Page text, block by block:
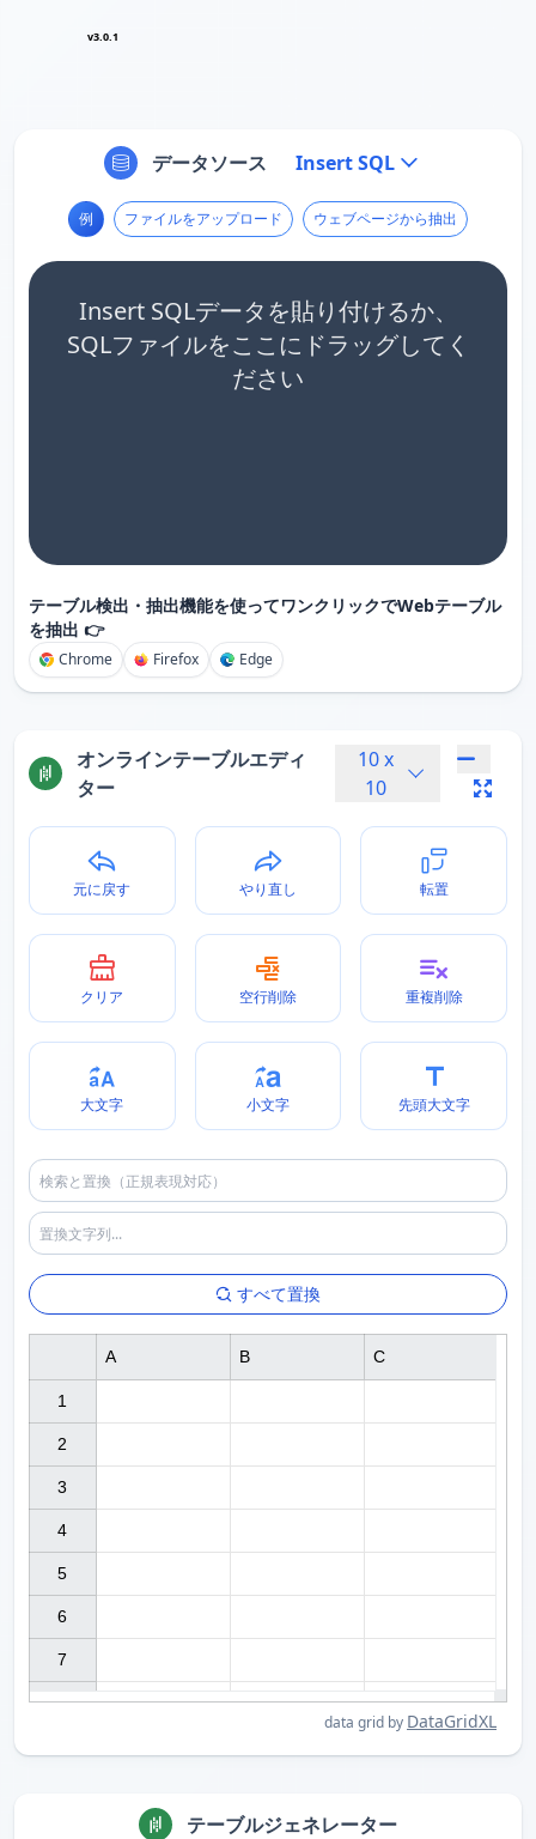
v3.0.1
データソース Insert SQL
例 ファイルをアップロード ウェブページから抽出
Insert SQLデータを貼り付けるか、
SQLファイルをここにドラッグしてく
ださい
テーブル検出・抽出機能を使ってワンクリックでWebテーブル
を抽出 👉
Chrome Firefox Edge
オンラインテーブルエディ
ター
10x
10
元に戻す やり直し 転置
クリア 空行削除 重複削除
大文字 小文字 先頭大文字
すべて置換
1
2
3
4
5
6
7
A B C
data grid by DataGridXL
テーブルジェネレーター